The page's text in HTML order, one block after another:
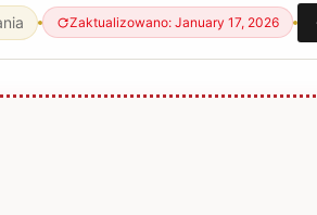
Zaktualizowano: January 17, 2026